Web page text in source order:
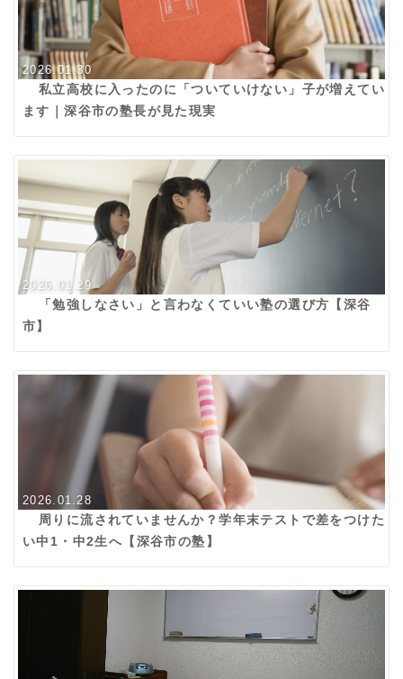
2026.01.30
私立高校に入ったのに「ついていけない」子が増えてい
ます｜深谷市の塾長が見た現実
2026.01.29
「勉強しなさい」と言わなくていい塾の選び方【深谷
市】
2026.01.28
周りに流されていませんか？学年末テストで差をつけた
い中1・中2生へ【深谷市の塾】